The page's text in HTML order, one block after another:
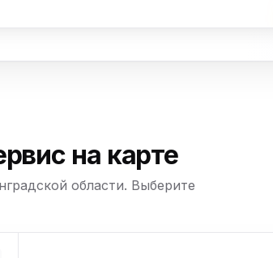
на карте
области. Выберите